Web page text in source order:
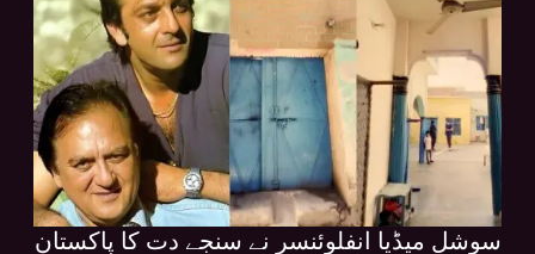
سوشل میڈیا انفلوئنسر نے سنجے دت کا پاکستان